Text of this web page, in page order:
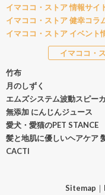
イマココ・ストア 情報サイ
イマココ・ストア 健幸コラ
イマココ・ストア イベント
イマココ・
竹布
月のしずく
エムズシステム波動スピー
無添加 にんじんジュース
愛犬・愛猫のPET STANCE
髪と地肌に優しいヘアケア
CACTI
Sitemap ｜